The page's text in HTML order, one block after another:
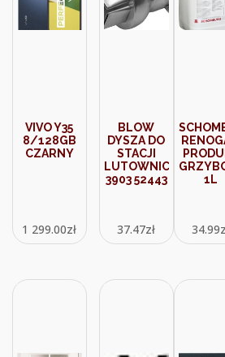
VIVO Y35
8/128GB
CZARNY
1 299.00zł
BLOW
DYSZA DO
STACJI
LUTOWNICZEJ
3903 52443
37.47zł
1L
34.99